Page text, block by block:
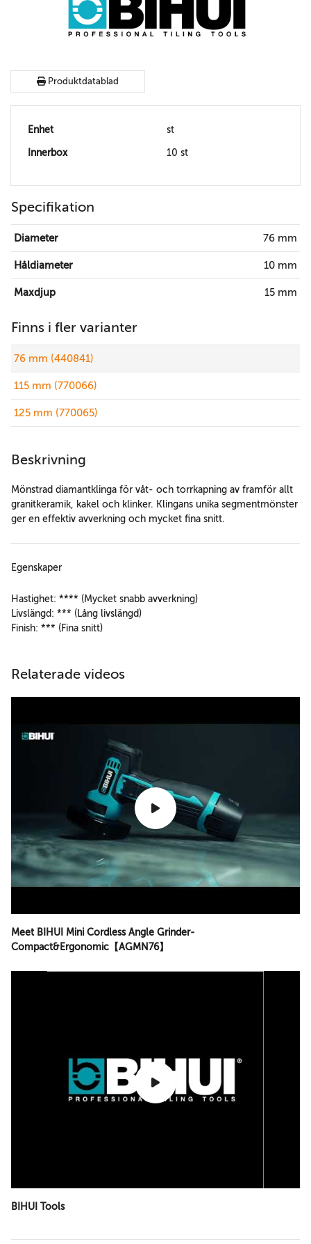
Produktdatablad
Enhet st
Innerbox 10 st
Specifikation
Diameter 76 mm
Håldiameter 10 mm
Maxdjup 15 mm
Finns i fler varianter
76 mm (440841)
115 mm (770066)
125 mm (770065)
Beskrivning
Mönstrad diamantklinga för våt- och torrkapning av framför allt
granitkeramik, kakel och klinker. Klingans unika segmentmönster
ger en effektiv avverkning och mycket fina snitt.
Egenskaper
Hastighet: **** (Mycket snabb avverkning)
Livslängd: *** (Lång livslängd)
Finish: *** (Fina snitt)
Relaterade videos
Meet BIHUI Mini Cordless Angle Grinder-
Compact&Ergonomic【AGMN76】
BIHUI Tools